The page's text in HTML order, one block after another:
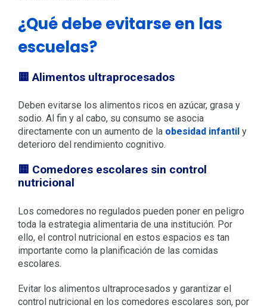
¿Qué debe evitarse en las
escuelas?
🟨 Alimentos ultraprocesados
Deben evitarse los alimentos ricos en azúcar, grasa y
sodio. Al fin y al cabo, su consumo se asocia
directamente con un aumento de la obesidad infantily
deterioro del rendimiento cognitivo.
🟨 Comedores escolares sin control
nutricional
Los comedores no regulados pueden poner en peligro
toda la estrategia alimentaria de una institución. Por
ello, el control nutricional en estos espacios es tan
importante como la planificación de las comidas
escolares.
Evitar los alimentos ultraprocesados y garantizar el
control nutricional en los comedores escolares son, por